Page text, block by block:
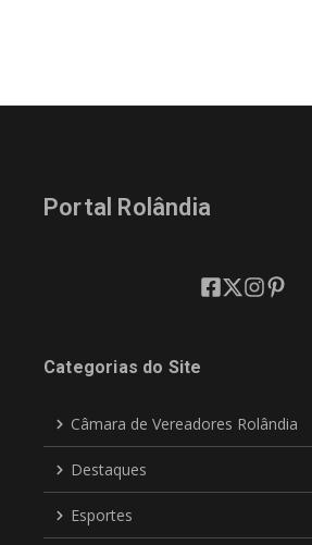
Portal Rolândia
Categorias do Site
Câmara de Vereadores Rolândia
Destaques
Esportes